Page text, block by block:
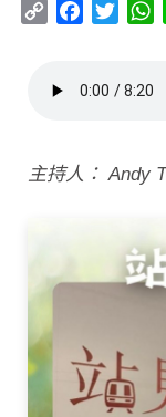
Copy
Facebook
主持人： Andy